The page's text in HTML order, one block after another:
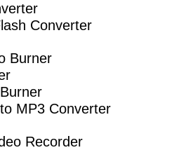
Converter
Burner
MP3 Converter
Recorder